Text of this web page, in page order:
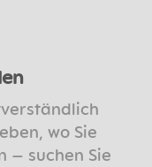
wo Sie
– suchen Sie